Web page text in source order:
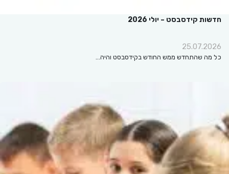
חדשות קידסבסט – יולי 2026
25.07.2026
כל מה שהתחדש ממש החודש בקידסבסט והיה…